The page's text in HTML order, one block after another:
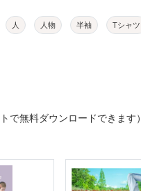
人 人物 半袖 Tシャツ
で無料ダウンロードできます）